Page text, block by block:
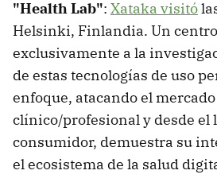
"Health Lab": Xataka visitó
Helsinki, Finlandia. Un
exclusivamente a la
de estas tecnologías de uso
enfoque, atacando el
clínico/profesional y desde el
consumidor, demuestra su
el ecosistema de la salud